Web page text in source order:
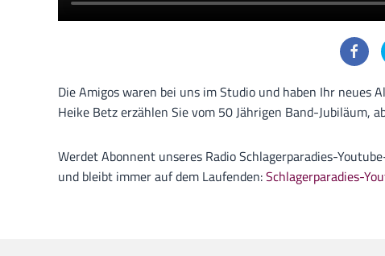
Die Amigos waren bei uns im Studio und haben Ihr neues
Heike Betz erzählen Sie vom 50 Jährigen Band-Jubiläum,
Werdet Abonnent unseres Radio Schlagerparadies-
und bleibt immer auf dem Laufenden:Schlagerparadies-